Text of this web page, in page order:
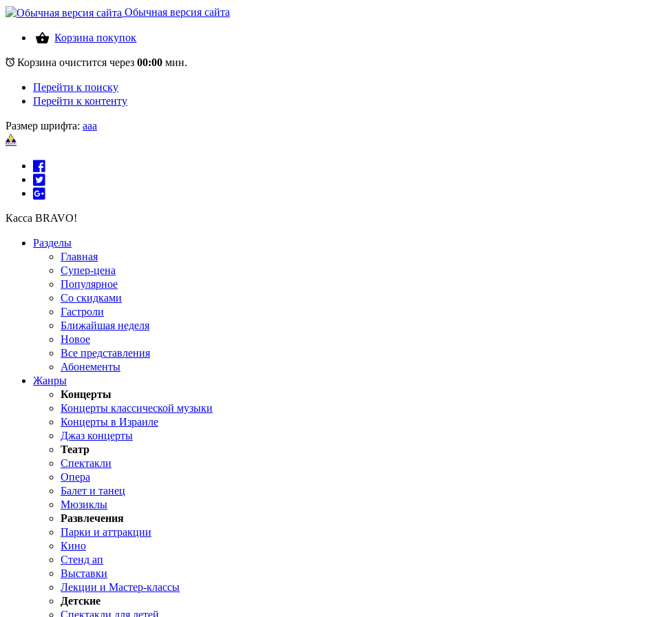
Обычная версия сайта
Корзина покупок
Корзина очистится через 00:00 мин.
Перейти к поиску
Перейти к контенту
Размер шрифта: aaa
Касса BRAVO!
Разделы
Главная
Супер-цена
Популярное
Со скидками
Гастроли
Ближайшая неделя
Новое
Все представления
Абонементы
Жанры
Концерты
Концерты классической музыки
Концерты в Израиле
Джаз концерты
Театр
Спектакли
Опера
Балет и танец
Мюзиклы
Развлечения
Парки и аттракции
Кино
Стенд ап
Выставки
Лекции и Мастер-классы
Детские